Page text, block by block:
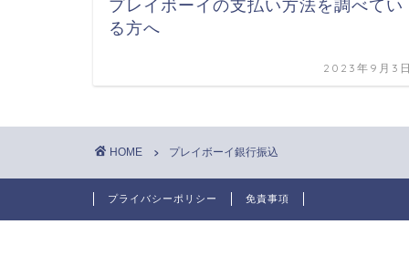
プレイボーイの支払い方法を調べてい
る方へ
2023年9月3
HOME プレイボーイ銀行振込
プライバシーポリシー 免責事項